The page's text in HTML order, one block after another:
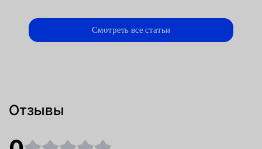
Смотреть все статьи
Отзывы